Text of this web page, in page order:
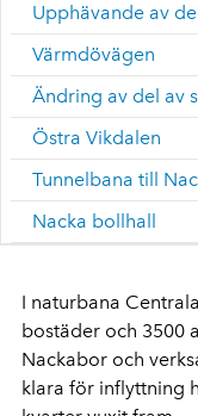
Upphävande av
Värmdövägen
Ändring av del av
Östra Vikdalen
Tunnelbana till
Nacka bollhall
I naturbana
bostäder och 3500
Nackabor och
klara för inflyttning